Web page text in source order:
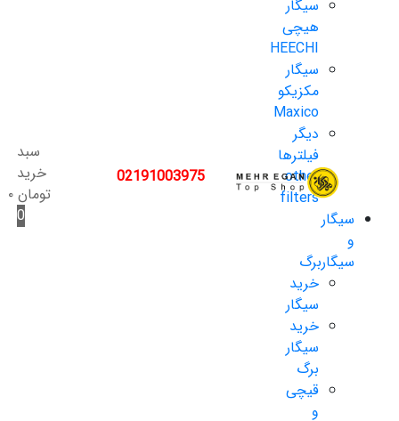
سیگار
هیچی
HEECHI
سیگار
مکزیکو
Maxico
دیگر
فیلترها
other
filters
سیگار
و
سیگاربرگ
خرید
سیگار
خرید
سیگار
برگ
قیچی
و
02191003975
سبد
خرید
تومان۰
0